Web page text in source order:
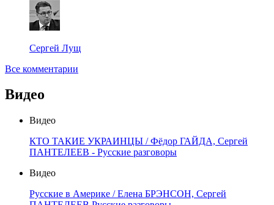
Сергей Лущ
Все комментарии
Видео
Видео
КТО ТАКИЕ УКРАИНЦЫ / Фёдор ГАЙДА, Сергей
ПАНТЕЛЕЕВ - Русские разговоры
Видео
Русские в Америке / Елена БРЭНСОН, Сергей